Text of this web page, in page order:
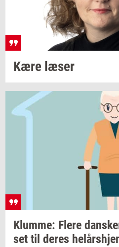
Kære læser
Klum­me: Flere
set til deres